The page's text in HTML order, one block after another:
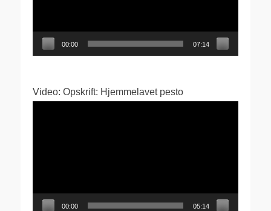
00:00 07:14
Video: Opskrift: Hjemmelavet pesto
00:00 05:14